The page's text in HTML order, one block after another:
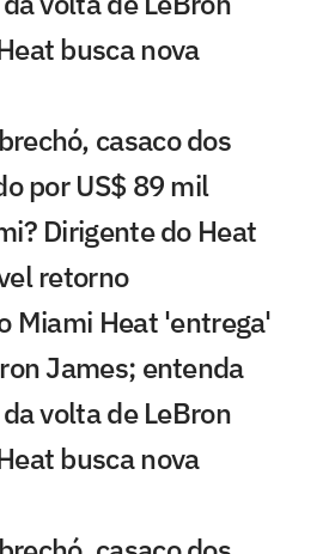
busca nova
casaco dos
por US$ 89 mil
Dirigente do Heat
retorno
Miami Heat 'entrega'
James; entenda
volta de LeBron
busca nova